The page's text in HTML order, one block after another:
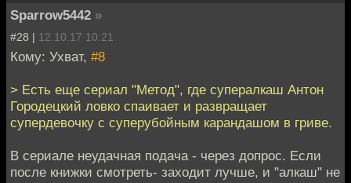
Sparrow5442 »
#28 | 12.10.17 10:21
Кому: Ухват, #8
> Есть еще сериал "Метод", где супералкаш Антон
Городецкий ловко спаивает и развращает
супердевочку с суперубойным карандашом в гриве.
В сериале неудачная подача - через допрос. Если
после книжки смотреть- заходит лучше, и "алкаш" не